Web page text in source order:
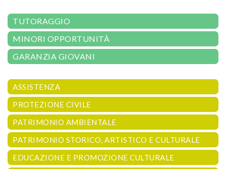
TUTORAGGIO
MINORI OPPORTUNITÀ
GARANZIA GIOVANI
ASSISTENZA
PROTEZIONE CIVILE
PATRIMONIO AMBIENTALE
PATRIMONIO STORICO, ARTISTICO E CULTURALE
EDUCAZIONE E PROMOZIONE CULTURALE